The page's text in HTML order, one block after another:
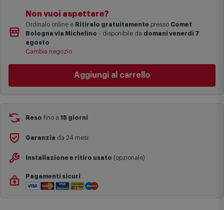
Le date previste per la consegna sono una stima approssimativa
basata sulle statistiche di consegna in possesso di Comet.
I tempi di consegna effettivi potrebbero variare in situazioni
specifiche (ad esempio consegne verso zone logisticamente
festivi e ricorrenze principali o in circostanze eccezionali).
Si ricorda inoltre che i prodotti acquistati in modalità di
prenotazione verranno spediti a partire dalla data di uscita indicata
Non vuoi aspettare?
Ordinalo online e Ritiralo gratuitamente presso Comet
Bologna via Michelino - disponibile da domani venerdì 7
agosto
Cambia negozio
Aggiungi al carrello
Reso fino a 15 giorni
Garanzia da 24 mesi
Installazione e ritiro usato (opzionale)
Pagamenti sicuri